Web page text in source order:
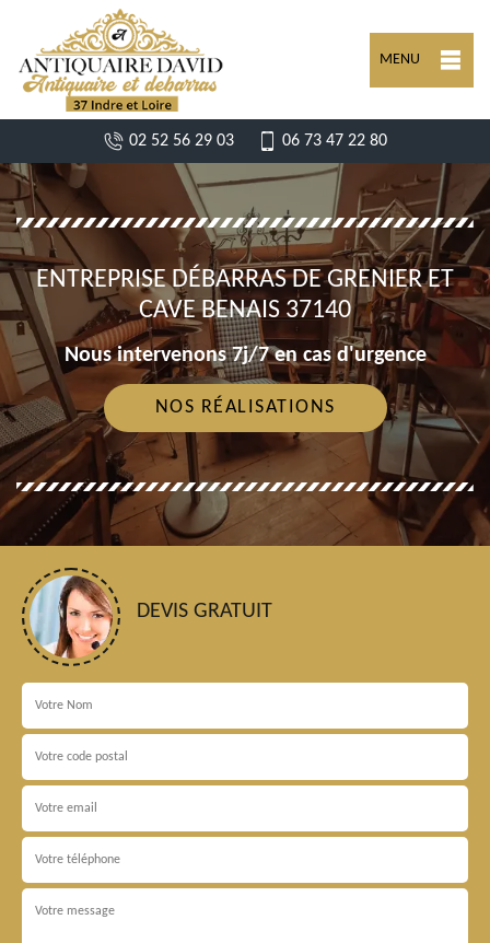
MENU
02 52 56 29 03 06 73 47 22 80
ENTREPRISE DÉBARRAS DE GRENIER ET
CAVE BENAIS 37140
Nous intervenons 7j/7 en cas d'urgence
NOS RÉALISATIONS
DEVIS GRATUIT